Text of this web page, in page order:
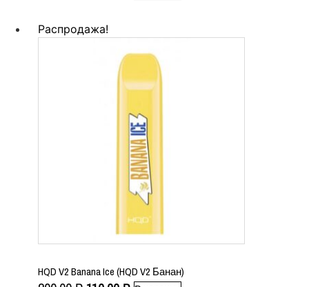
составляла
200,00 ₽.
Распродажа!
HQD V2 Banana Ice (HQD V2 Банан)